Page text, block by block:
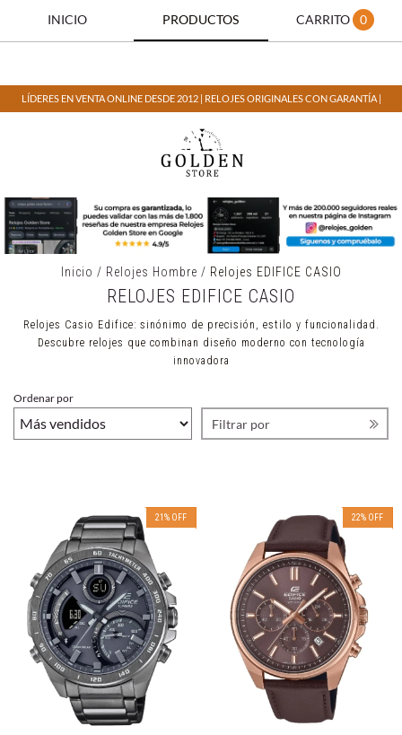
INICIO PRODUCTOS CARRITO 0
LÍDERES EN VENTA ONLINE DESDE 2012 | RELOJES ORIGINALES CON GARANTÍA |
Inicio / Relojes Hombre / Relojes EDIFICE CASIO
RELOJES EDIFICE CASIO
Relojes Casio Edifice: sinónimo de precisión, estilo y funcionalidad.
Descubre relojes que combinan diseño moderno con tecnología
innovadora
Ordenar por
Filtrar por
21 % OFF 22% OFF